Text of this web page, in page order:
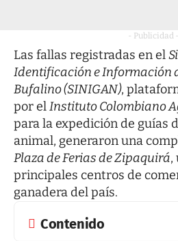
- Publicidad -
Las fallas registradas en el
Identificación e Información
Bufalino (SINIGAN),
por elInstituto Colombiano
para la expedición de guías
animal, generaron una
Plaza de Ferias de Zipaquirá,
principales centros de
ganadera del país.
Contenido